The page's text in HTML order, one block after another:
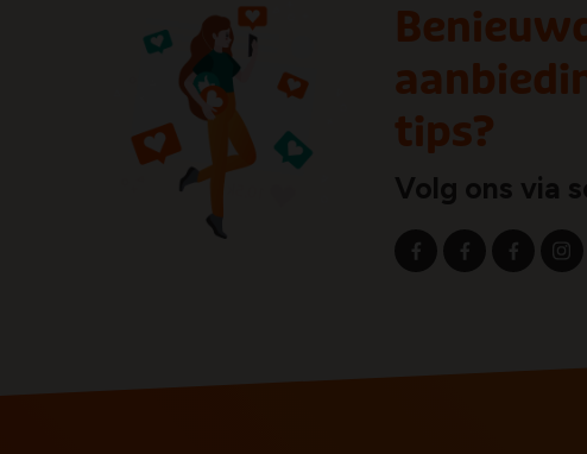
tips?
Volg ons via